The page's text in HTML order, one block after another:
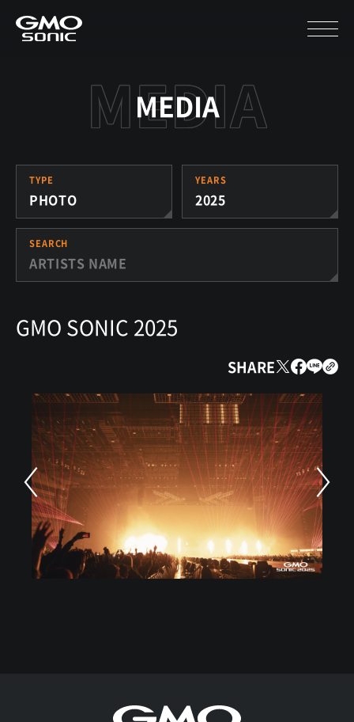
MEDIA
TYPE
PHOTO
YEARS
2025
SEARCH
GMO SONIC 2025
SHARE